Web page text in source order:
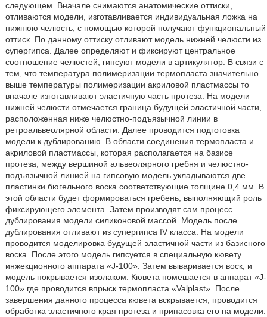
следующем. Вначале снимаются анатомические оттиски,
отливаются модели, изготавливается индивидуальная ложка на
нижнюю челюсть, с помощью которой получают функциональный
оттиск. По данному оттиску отливают модель нижней челюсти из
супергипса. Далее определяют и фиксируют центральное
соотношение челюстей, гипсуют модели в артикулятор. В связи с
тем, что температура полимеризации термопласта значительно
выше температуры полимеризации акриловой пластмассы то
вначале изготавливают эластичную часть протеза. На модели
нижней челюсти отмечается граница будущей эластичной части,
расположенная ниже челюстно-подъязычной линии в
ретроальвеолярной области. Далее проводится подготовка
модели к дублированию. В области соединения термопласта и
акриловой пластмассы, которая располагается на базисе
протеза, между вершиной альвеолярного гребня и челюстно-
подъязычной линией на гипсовую модель укладываются две
пластинки бюгельного воска соответствующие толщине 0,4 мм. В
этой области будет формироваться гребень, выполняющий роль
фиксирующего элемента. Затем производят сам процесс
дублирования модели силиконовой массой. Модель после
дублирования отливают из супергипса IV класса. На модели
проводится моделировка будущей эластичной части из базисного
воска. После этого модель гипсуется в специальную кювету
инжекционного аппарата «J-100». Затем вываривается воск, и
модель покрывается изолаком. Кювета помешается в аппарат «J-
100» где проводится впрыск термопласта «Valplast». После
завершения данного процесса кювета вскрывается, проводится
обработка эластичного края протеза и припасовка его на модели.